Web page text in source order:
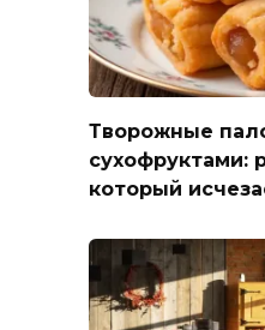
Творожные
сухофруктами:
который